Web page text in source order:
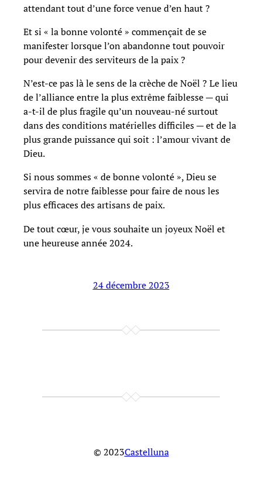
attendant tout d’une force venue d’en haut ?
Et si « la bonne volonté » commençait de se
manifester lorsque l’on abandonne tout pouvoir
pour devenir des serviteurs de la paix ?
N’est-ce pas là le sens de la crèche de Noël ? Le lieu
de l’alliance entre la plus extrême faiblesse — qui
a-t-il de plus fragile qu’un nouveau-né surtout
dans des conditions matérielles difficiles — et de la
plus grande puissance qui soit : l’amour vivant de
Dieu.
Si nous sommes « de bonne volonté », Dieu se
servira de notre faiblesse pour faire de nous les
plus efficaces des artisans de paix.
De tout cœur, je vous souhaite un joyeux Noël et
une heureuse année 2024.
24 décembre 2023
© 2023Castelluna